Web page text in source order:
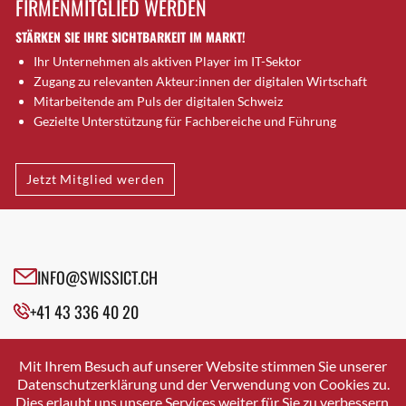
Brugg AG
Brütten
Bubendorf
Bubikon
Buchs (SG)
Bäretswil
Bülach
Cazis
Crissier
Davos Platz
Dierikon
Dietikon
FIRMENMITGLIED WERDEN
STÄRKEN SIE IHRE SICHTBARKEIT IM MARKT!
Ihr Unternehmen als aktiven Player im IT-Sektor
Zugang zu relevanten Akteur:innen der digitalen Wirtschaft
Mitarbeitende am Puls der digitalen Schweiz
Gezielte Unterstützung für Fachbereiche und Führung
Jetzt Mitglied werden
INFO@SWISSICT.CH
+41 43 336 40 20
SWISSICT
VULKANSTRASSE 120
8048 ZURICH
Mit Ihrem Besuch auf unserer Website stimmen Sie unserer
Datenschutzerklärung und der Verwendung von Cookies zu.
Dies erlaubt uns unsere Services weiter für Sie zu verbessern.